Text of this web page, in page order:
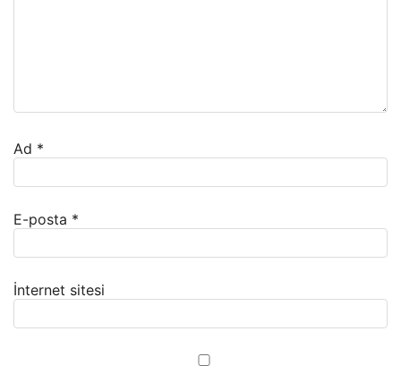
Ad *
E-posta *
İnternet sitesi